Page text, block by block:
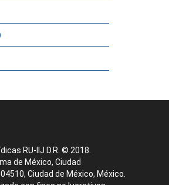
RU-IIJ D.R. © 2018.
de México, Ciudad
Ciudad de México, México.